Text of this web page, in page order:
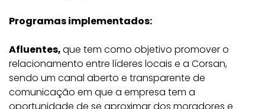
Programas implementados:
Afluentes,que tem como objetivo promover o
relacionamento entre líderes locais e a Corsan,
sendo um canal aberto e transparente de
comunicação em que a empresa tem a